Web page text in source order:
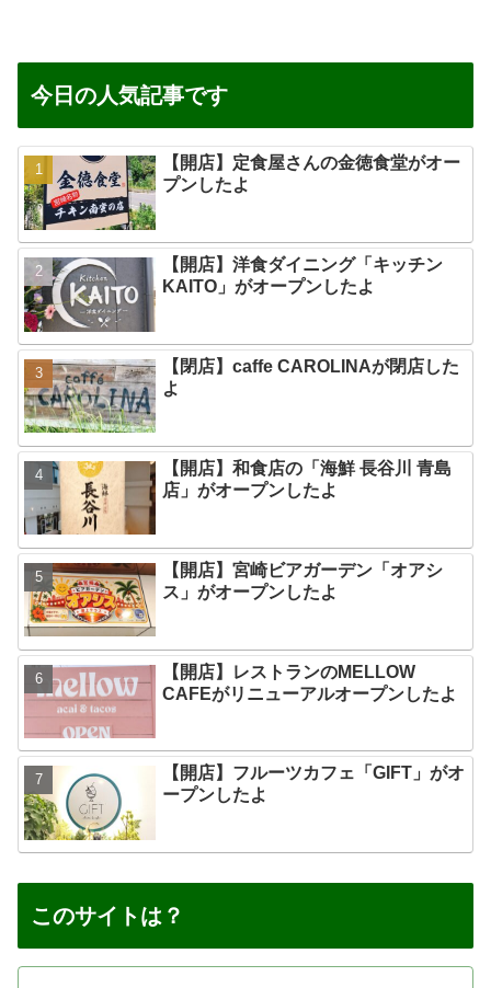
今日の人気記事です
【開店】定食屋さんの金徳食堂がオー
プンしたよ
【開店】洋食ダイニング「キッチン
KAITO」がオープンしたよ
【閉店】caffe CAROLINAが閉店した
よ
【開店】和食店の「海鮮 長谷川 青島
店」がオープンしたよ
【開店】宮崎ビアガーデン「オアシ
ス」がオープンしたよ
【開店】レストランのMELLOW
CAFEがリニューアルオープンしたよ
【開店】フルーツカフェ「GIFT」がオ
ープンしたよ
このサイトは？